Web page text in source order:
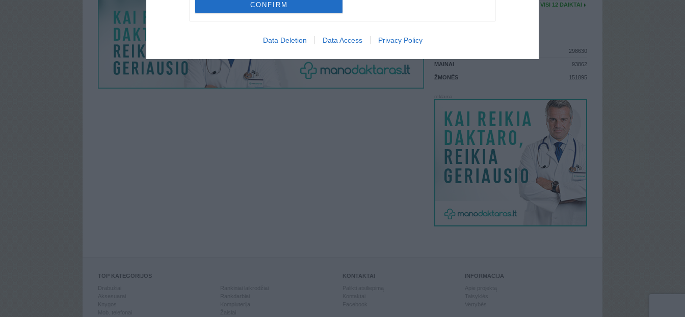
CONFIRM
Data Deletion Data Access Privacy Policy
VISI 12 DAIKTAI
298630
MAINAI 93862
ŽMONĖS 151895
TOP KATEGORIJOS
Knygos
Mob. telefonai
Kompiuterija
Žaislai
KONTAKTAI
Kontaktai
INFORMACIJA